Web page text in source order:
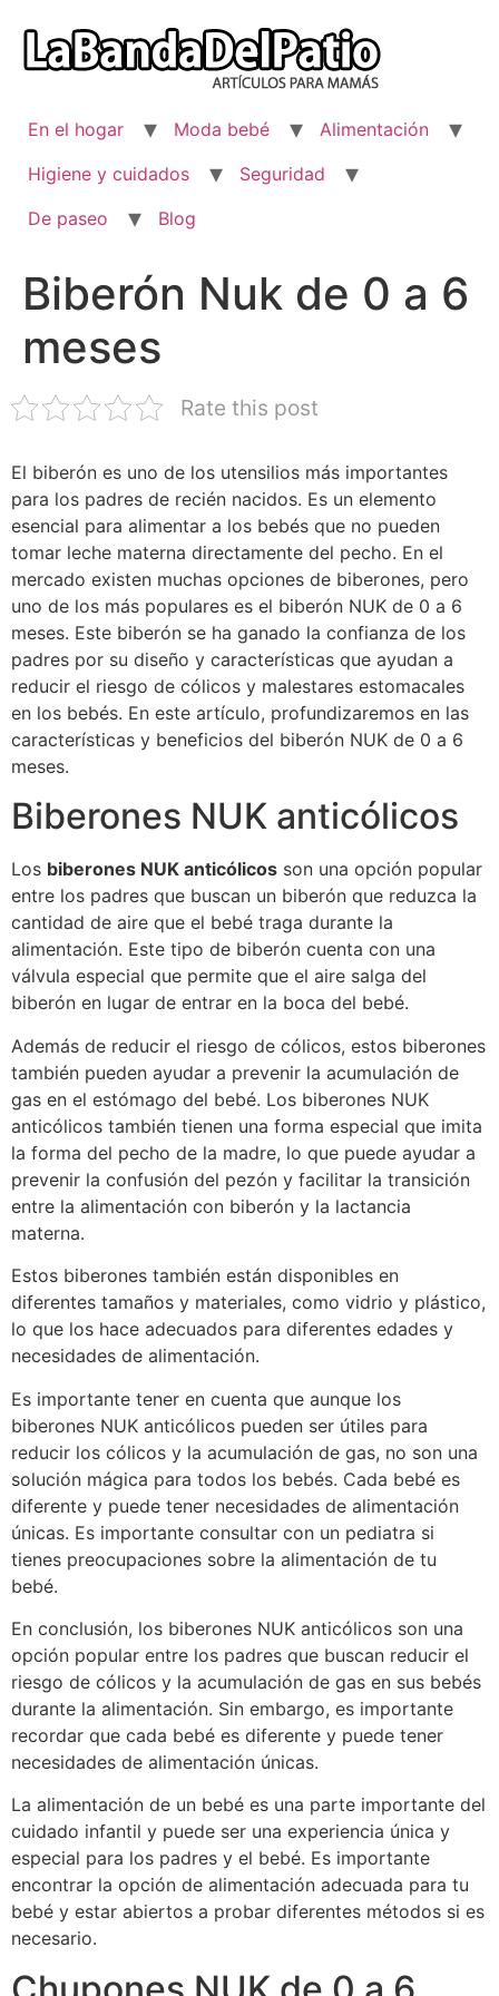
contenido
En el hogar Moda bebé
Alimentación
Higiene y cuidados
Seguridad
De paseo
Blog
Biberón Nuk de 0 a 6
meses
Rate this post
El biberón es uno de los utensilios más importantes
para los padres de recién nacidos. Es un elemento
esencial para alimentar a los bebés que no pueden
tomar leche materna directamente del pecho. En el
mercado existen muchas opciones de biberones, pero
uno de los más populares es el biberón NUK de 0 a 6
meses. Este biberón se ha ganado la confianza de los
padres por su diseño y características que ayudan a
reducir el riesgo de cólicos y malestares estomacales
en los bebés. En este artículo, profundizaremos en las
características y beneficios del biberón NUK de 0 a 6
meses.
Biberones NUK anticólicos
Los biberones NUK anticólicos son una opción popular
entre los padres que buscan un biberón que reduzca la
cantidad de aire que el bebé traga durante la
alimentación. Este tipo de biberón cuenta con una
válvula especial que permite que el aire salga del
biberón en lugar de entrar en la boca del bebé.
Además de reducir el riesgo de cólicos, estos biberones
también pueden ayudar a prevenir la acumulación de
gas en el estómago del bebé. Los biberones NUK
anticólicos también tienen una forma especial que imita
la forma del pecho de la madre, lo que puede ayudar a
prevenir la confusión del pezón y facilitar la transición
entre la alimentación con biberón y la lactancia
materna.
Estos biberones también están disponibles en
diferentes tamaños y materiales, como vidrio y plástico,
lo que los hace adecuados para diferentes edades y
necesidades de alimentación.
Es importante tener en cuenta que aunque los
biberones NUK anticólicos pueden ser útiles para
reducir los cólicos y la acumulación de gas, no son una
solución mágica para todos los bebés. Cada bebé es
diferente y puede tener necesidades de alimentación
únicas. Es importante consultar con un pediatra si
tienes preocupaciones sobre la alimentación de tu
bebé.
En conclusión, los biberones NUK anticólicos son una
opción popular entre los padres que buscan reducir el
riesgo de cólicos y la acumulación de gas en sus bebés
durante la alimentación. Sin embargo, es importante
recordar que cada bebé es diferente y puede tener
necesidades de alimentación únicas.
La alimentación de un bebé es una parte importante del
cuidado infantil y puede ser una experiencia única y
especial para los padres y el bebé. Es importante
encontrar la opción de alimentación adecuada para tu
bebé y estar abiertos a probar diferentes métodos si es
necesario.